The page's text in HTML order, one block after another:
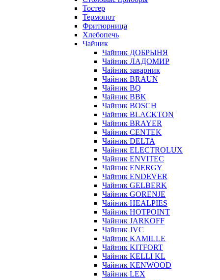
Тостер
Термопот
Фритюрница
Хлебопечь
Чайник
Чайник ДОБРЫНЯ
Чайник ЛАДОМИР
Чайник заварник
Чайник BRAUN
Чайник BQ
Чайник BBK
Чайник BOSCH
Чайник BLACKTON
Чайник BRAYER
Чайник CENTEK
Чайник DELTA
Чайник ELECTROLUX
Чайник ENVITEC
Чайник ENERGY
Чайник ENDEVER
Чайник GELBERK
Чайник GORENJE
Чайник HEALPIES
Чайник HOTPOINT
Чайник JARKOFF
Чайник JVC
Чайник KAMILLE
Чайник KITFORT
Чайник KELLI KL
Чайник KENWOOD
Чайник LEX